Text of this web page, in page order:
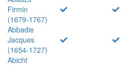
Firmin
(1679-1767)
Abbadie
Jacques
(1654-1727)
Abicht